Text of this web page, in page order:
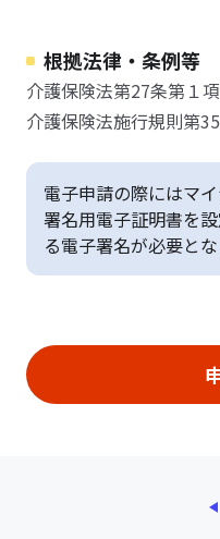
根拠法律・条例等
介護保険法第27条第１
介護保険法施行規則第
電子申請の際にはマ
署名用電子証明書を
る電子署名が必要とな